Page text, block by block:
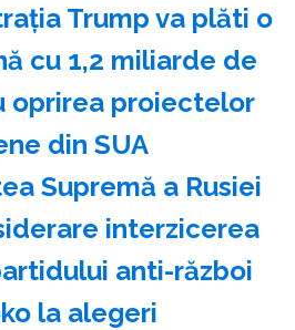
Trump va plăti o
cu 1,2 miliarde de
oprirea proiectelor
din SUA
Supremă a Rusiei
interzicerea
anti-război
la alegeri